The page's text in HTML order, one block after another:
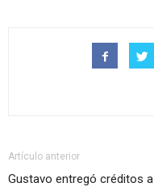
Artículo anterior
Gustavo entregó créditos a